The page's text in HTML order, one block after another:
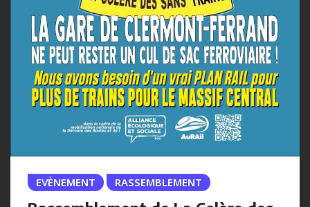
EVÈNEMENT RASSEMBLEMENT